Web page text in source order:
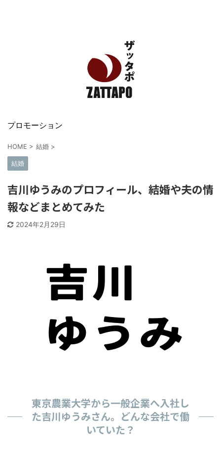
プロモーション
HOME > 結婚 >
結婚
吉川ゆうみのプロフィール、結婚や夫の情
報などまとめてみた
2024年2月29日
東京農業大学から一般企業へ入社し
た吉川ゆうみさん。どんな会社で働
いていた？